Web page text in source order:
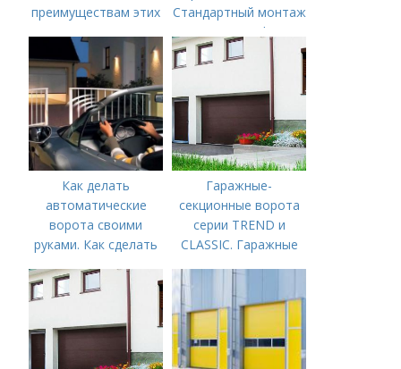
преимуществам этих
следующие качества:
Стандартный монтаж
ворот Trend – в
новом обучающем
Как делать
автоматические
ворота своими
руками. Как сделать
ворота своими
Гаражные-
секционные ворота
серии TREND и
CLASSIC. Гаражные
TREND –, какие
секционные ворота
выбрать?